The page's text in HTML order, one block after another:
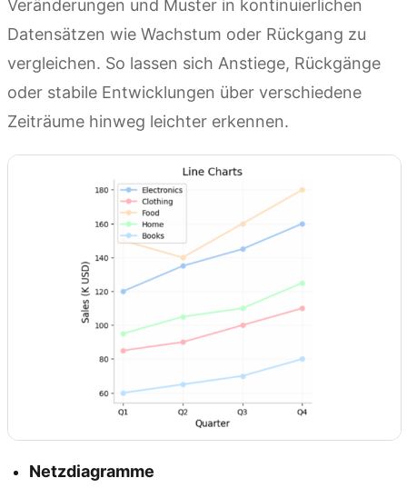
Veränderungen und Muster in kontinuierlichen
Datensätzen wie Wachstum oder Rückgang zu
vergleichen. So lassen sich Anstiege, Rückgänge
oder stabile Entwicklungen über verschiedene
Zeiträume hinweg leichter erkennen.
Netzdiagramme